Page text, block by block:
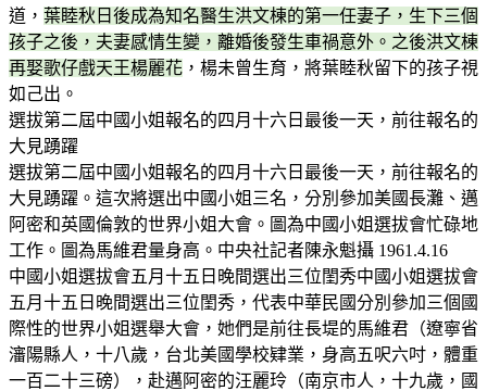
道， 葉睦秋日後成為知名醫生洪文棟的第一任妻子，生下三個
孩子之後，夫妻感情生變，離婚後發生車禍意外。之後洪文棟
再娶歌仔戲天王楊麗花 ，楊未曾生育，將葉睦秋留下的孩子視
如己出。
選拔第二屆中國小姐報名的四月十六日最後一天，前往報名的
大見踴躍
選拔第二屆中國小姐報名的四月十六日最後一天，前往報名的
大見踴躍。這次將選出中國小姐三名，分別參加美國長灘、邁
阿密和英國倫敦的世界小姐大會。圖為中國小姐選拔會忙碌地
工作。圖為馬維君量身高。中央社記者陳永魁攝 1961.4.16
中國小姐選拔會五月十五日晚間選出三位閨秀中國小姐選拔會
五月十五日晚間選出三位閨秀，代表中華民國分別參加三個國
際性的世界小姐選舉大會，她們是前往長堤的馬維君（遼寧省
瀋陽縣人，十八歲，台北美國學校肄業，身高五呎六吋，體重
一百二十三磅），赴邁阿密的汪麗玲（南京市人，十九歲，國